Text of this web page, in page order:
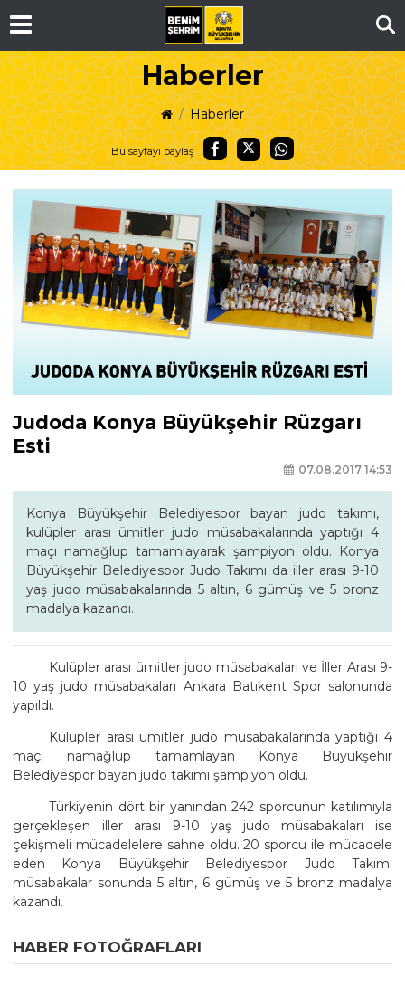
Haberler
Haberler
Bu sayfayı paylaş
Judoda Konya Büyükşehir Rüzgarı
Esti
07.08.2017 14:53
Konya Büyükşehir Belediyespor bayan judo takımı,
kulüpler arası ümitler judo müsabakalarında yaptığı 4
maçı namağlup tamamlayarak şampiyon oldu. Konya
Büyükşehir Belediyespor Judo Takımı da iller arası 9-10
yaş judo müsabakalarında 5 altın, 6 gümüş ve 5 bronz
madalya kazandı.
Kulüpler arası ümitler judo müsabakaları ve İller Arası 9-
10 yaş judo müsabakaları Ankara Batıkent Spor salonunda
yapıldı.
Kulüpler arası ümitler judo müsabakalarında yaptığı 4
maçı namağlup tamamlayan Konya Büyükşehir
Belediyespor bayan judo takımı şampiyon oldu.
Türkiyenin dört bir yanından 242 sporcunun katılımıyla
gerçekleşen iller arası 9-10 yaş judo müsabakaları ise
çekişmeli mücadelelere sahne oldu. 20 sporcu ile mücadele
eden Konya Büyükşehir Belediyespor Judo Takımı
müsabakalar sonunda 5 altın, 6 gümüş ve 5 bronz madalya
kazandı.
HABER FOTOĞRAFLARI